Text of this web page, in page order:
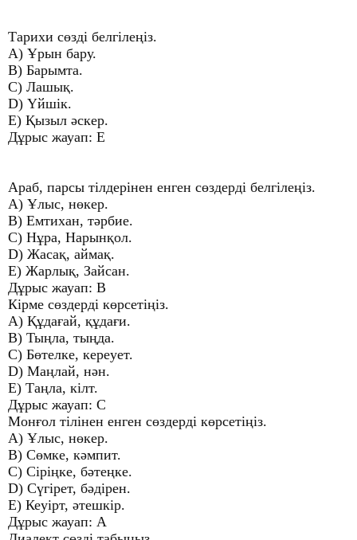
Тарихи сөзді белгілеңіз.
A) Ұрын бару.
B) Барымта.
C) Лашық.
D) Үйшік.
E) Қызыл әскер.
Дұрыс жауап: E
Араб, парсы тілдерінен енген сөздерді белгілеңіз.
A) Ұлыс, нөкер.
B) Емтихан, тәрбие.
C) Нұра, Нарынқол.
D) Жасақ, аймақ.
E) Жарлық, Зайсан.
Дұрыс жауап: B
Кірме сөздерді көрсетіңіз.
A) Құдағай, құдағи.
B) Тыңла, тыңда.
C) Бөтелке, кереует.
D) Маңлай, нән.
E) Таңла, кілт.
Дұрыс жауап: С
Монғол тілінен енген сөздерді көрсетіңіз.
A) Ұлыс, нөкер.
B) Сөмке, кәмпит.
C) Сіріңке, бәтеңке.
D) Сүгірет, бәдірен.
E) Кеуірт, әтешкір.
Дұрыс жауап: А